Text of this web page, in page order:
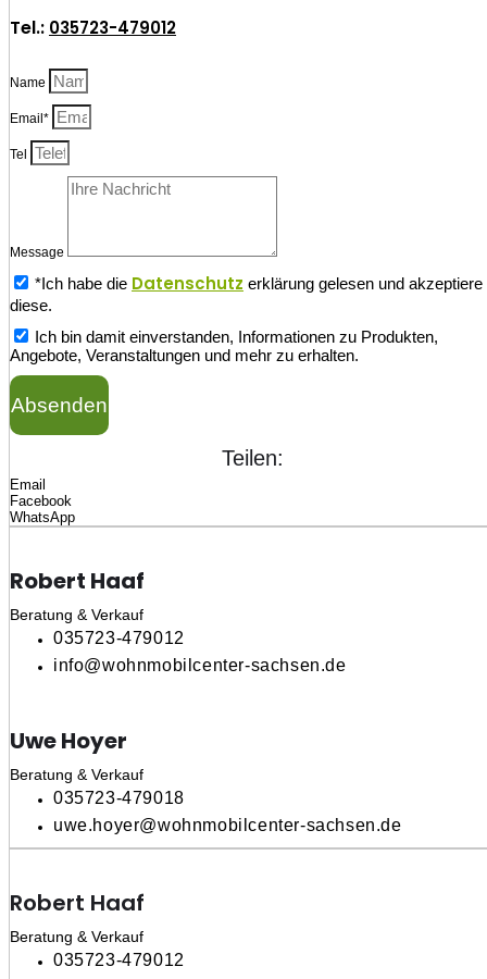
Tel.: 035723-479012
Name
Email*
Tel
Message
*Ich habe die Datenschutz erklärung gelesen und akzeptiere
diese.
Ich bin damit einverstanden, Informationen zu Produkten,
Angebote, Veranstaltungen und mehr zu erhalten.
Absenden
Teilen:
Email
Facebook
WhatsApp
Robert Haaf
Beratung & Verkauf
035723-479012
info@wohnmobilcenter-sachsen.de
Uwe Hoyer
Beratung & Verkauf
035723-479018
uwe.hoyer@wohnmobilcenter-sachsen.de
Robert Haaf
Beratung & Verkauf
035723-479012